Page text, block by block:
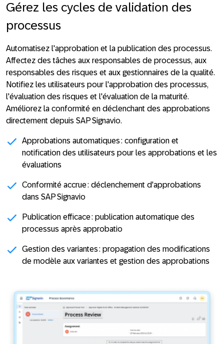
Gérez les cycles de validation des
processus
Automatisez l'approbation et la publication des processus.
Affectez des tâches aux responsables de processus, aux
responsables des risques et aux gestionnaires de la qualité.
Notifiez les utilisateurs pour l'approbation des processus,
l'évaluation des risques et l'évaluation de la maturité.
Améliorez la conformité en déclenchant des approbations
directement depuis SAP Signavio.
Approbations automatiques : configuration et
notification des utilisateurs pour les approbations et les
évaluations
Conformité accrue : déclenchement d'approbations
dans SAP Signavio
Publication efficace : publication automatique des
processus après approbatio
Gestion des variantes : propagation des modifications
de modèle aux variantes et gestion des approbations